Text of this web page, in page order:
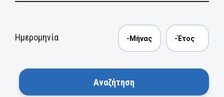
Ημερομηνία